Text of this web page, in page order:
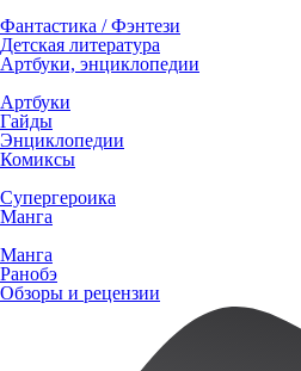
Фантастика / Фэнтези
Детская литература
Артбуки, энциклопедии
Артбуки
Гайды
Энциклопедии
Комиксы
Супергероика
Манга
Манга
Ранобэ
Обзоры и рецензии